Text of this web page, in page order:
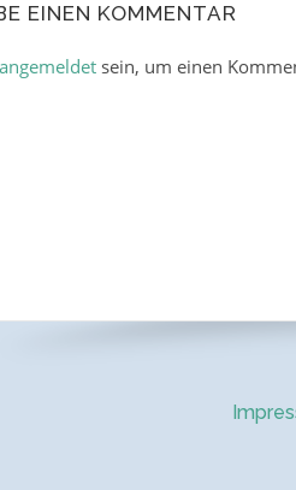
EINEN KOMMENTAR
angemeldetsein, um einen